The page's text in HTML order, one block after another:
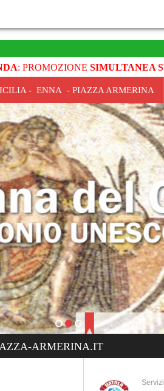
: PROMOZIONE SIMULTANEA
- ENNA - PIAZZA ARMERINA
ARMERINA.IT